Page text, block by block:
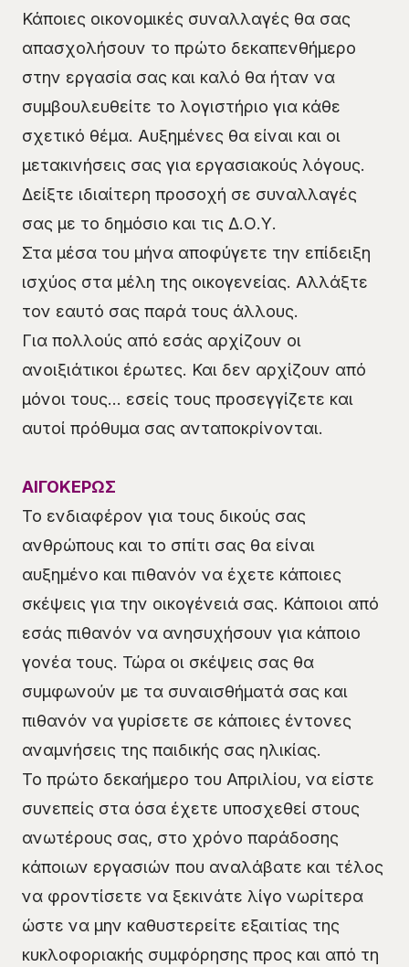
Κάποιες οικονομικές συναλλαγές θα σας
απασχολήσουν το πρώτο δεκαπενθήμερο
στην εργασία σας και καλό θα ήταν να
συμβουλευθείτε το λογιστήριο για κάθε
σχετικό θέμα. Αυξημένες θα είναι και οι
μετακινήσεις σας για εργασιακούς λόγους.
Δείξτε ιδιαίτερη προσοχή σε συναλλαγές
σας με το δημόσιο και τις Δ.Ο.Υ.
Στα μέσα του μήνα αποφύγετε την επίδειξη
ισχύος στα μέλη της οικογενείας. Αλλάξτε
τον εαυτό σας παρά τους άλλους.
Για πολλούς από εσάς αρχίζουν οι
ανοιξιάτικοι έρωτες. Και δεν αρχίζουν από
μόνοι τους… εσείς τους προσεγγίζετε και
αυτοί πρόθυμα σας ανταποκρίνονται.
ΑΙΓΟΚΕΡΩΣ
Το ενδιαφέρον για τους δικούς σας
ανθρώπους και το σπίτι σας θα είναι
αυξημένο και πιθανόν να έχετε κάποιες
σκέψεις για την οικογένειά σας. Κάποιοι από
εσάς πιθανόν να ανησυχήσουν για κάποιο
γονέα τους. Τώρα οι σκέψεις σας θα
συμφωνούν με τα συναισθήματά σας και
πιθανόν να γυρίσετε σε κάποιες έντονες
αναμνήσεις της παιδικής σας ηλικίας.
Το πρώτο δεκαήμερο του Απριλίου, να είστε
συνεπείς στα όσα έχετε υποσχεθεί στους
ανωτέρους σας, στο χρόνο παράδοσης
κάποιων εργασιών που αναλάβατε και τέλος
να φροντίσετε να ξεκινάτε λίγο νωρίτερα
ώστε να μην καθυστερείτε εξαιτίας της
κυκλοφοριακής συμφόρησης προς και από τη